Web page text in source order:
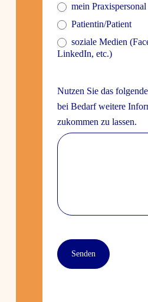
mein Praxis­per­sonal
Patientin/Patient
soziale Medien
LinkedIn, etc.)
Nutzen Sie das
bei Bedarf weitere
zukommen zu lassen.
Senden